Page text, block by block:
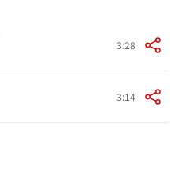
3:28
3:14